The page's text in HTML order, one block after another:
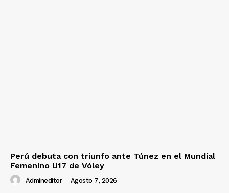
Perú debuta con triunfo ante Túnez en el Mundial
Femenino U17 de Vóley
Admineditor - Agosto 7, 2026